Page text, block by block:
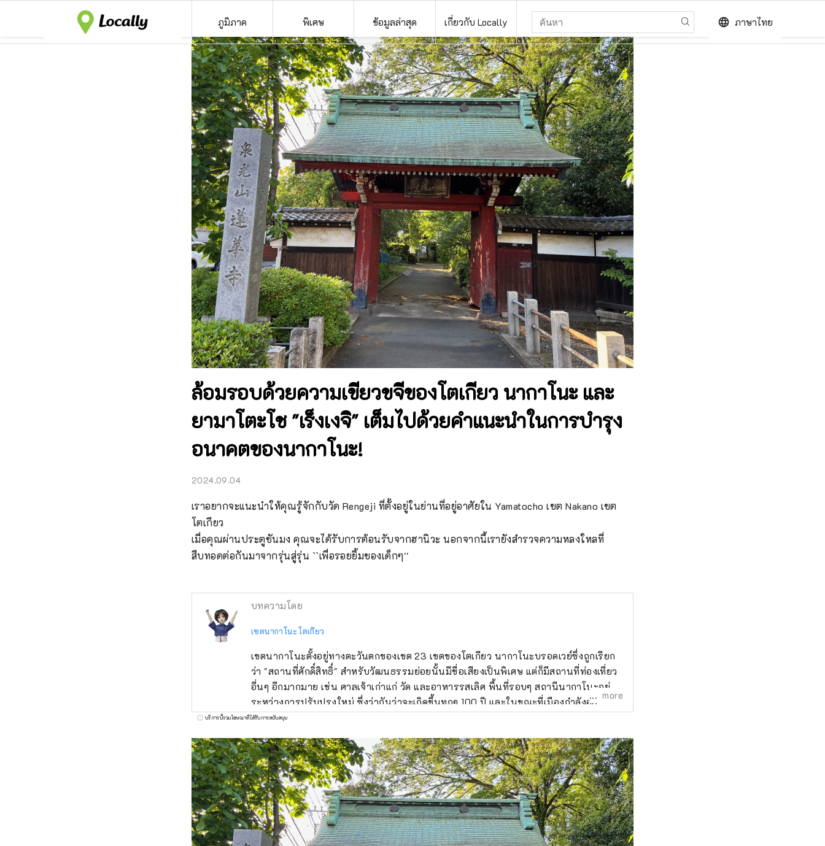
ภูมิภาค พิเศษ ข้อมูลล่าสุด เกี่ยวกับ Locally language ภาษาไทย
ล้อมรอบด้วยความเขียวขจีของโตเกียว นากาโนะ และ
ยามาโตะโช "เร็งเงจิ" เต็มไปด้วยคำแนะนำในการบำรุง
อนาคตของนากาโนะ!
2024.09.04
เราอยากจะแนะนำให้คุณรู้จักกับวัด Rengeji ที่ตั้งอยู่ในย่านที่อยู่อาศัยใน Yamatocho เขต Nakano เขต
โตเกียว
เมื่อคุณผ่านประตูซันมง คุณจะได้รับการต้อนรับจากฮานิวะ นอกจากนี้เรายังสำรวจความหลงใหลที่
สืบทอดต่อกันมาจากรุ่นสู่รุ่น ``เพื่อรอยยิ้มของเด็กๆ''
บทความโดย
เขตนากาโนะ โตเกียว
เขตนากาโนะตั้งอยู่ทางตะวันตกของเขต 23 เขตของโตเกียว นากาโนะบรอดเวย์ซึ่งถูกเรียก
ว่า "สถานที่ศักดิ์สิทธิ์" สำหรับวัฒนธรรมย่อยนั้นมีชื่อเสียงเป็นพิเศษ แต่ก็มีสถานที่ท่องเที่ยว
อื่นๆ อีกมากมาย เช่น ศาลเจ้าเก่าแก่ วัด และอาหารรสเลิศ พื้นที่รอบๆ สถานีนากาโนะอยู่
ระหว่างการปรับปรุงใหม่ ซึ่งว่ากันว่าจะเกิดขึ้นทุกๆ 100 ปี และในขณะที่เมืองกำลังอยู่
ระหว่างการเปลี่ยนแปลง เมืองนากาโนะก็มีหลายแง่มุม เช่น ถนนช้อปปิ้งที่คึกคักซึ่งเต็มไป
ประชากรประมาณ 17,000 คนจากประมาณ 120 ประเทศ
more
บริการนี้รวมโฆษณาที่ได้รับการสนับสนุน